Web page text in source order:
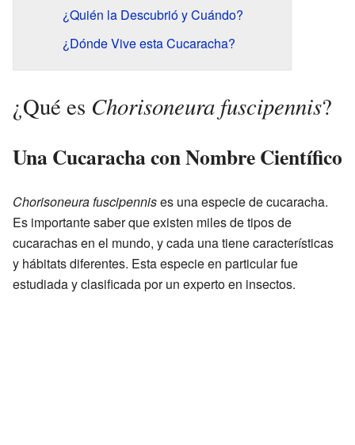
¿Quién la Descubrió y Cuándo?
¿Dónde Vive esta Cucaracha?
¿Qué es Chorisoneura fuscipennis?
Una Cucaracha con Nombre Científico
Chorisoneura fuscipennises una especie de cucaracha.
Es importante saber que existen miles de tipos de
cucarachas en el mundo, y cada una tiene características
y hábitats diferentes. Esta especie en particular fue
estudiada y clasificada por un experto en insectos.